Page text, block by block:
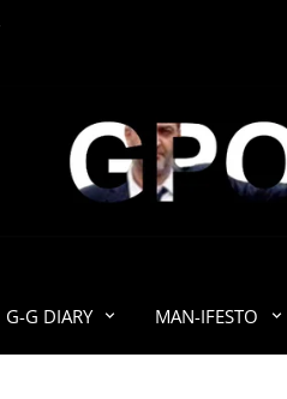
G-G DIARY MAN-IFESTO